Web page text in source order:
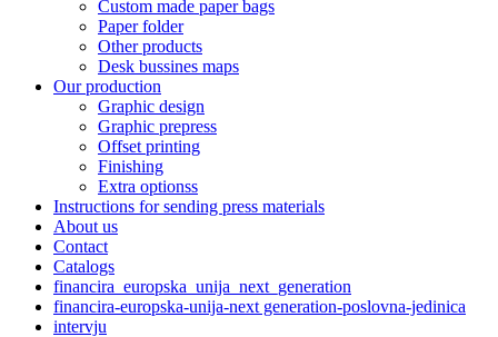
Custom made paper bags
Paper folder
Other products
Desk bussines maps
Our production
Graphic design
Graphic prepress
Offset printing
Finishing
Extra optionss
Instructions for sending press materials
About us
Contact
Catalogs
financira_europska_unija_next_generation
financira-europska-unija-next generation-poslovna-jedinica
intervju